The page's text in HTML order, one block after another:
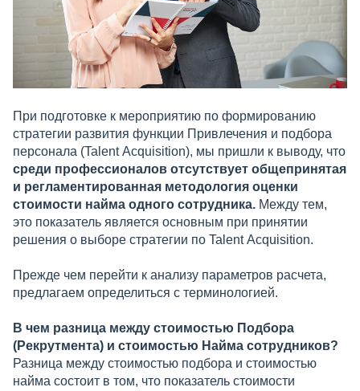
При подготовке к мероприятию по формированию
стратегии развития функции Привлечения и подбора
персонала (Talent Аcquisition), мы пришли к выводу, что
среди профессионалов отсутствует общепринятая
и регламентированная методология оценки
стоимости найма одного сотрудника. Между тем,
это показатель является основным при принятии
решения о выборе стратегии по Talent Аcquisition.
Прежде чем перейти к анализу параметров расчета,
предлагаем определиться с терминологией.
В чем разница между стоимостью Подбора
(Рекрутмента) и стоимостью Найма сотрудников?
Разница между стоимостью подбора и стоимостью
найма состоит в том, что показатель стоимости